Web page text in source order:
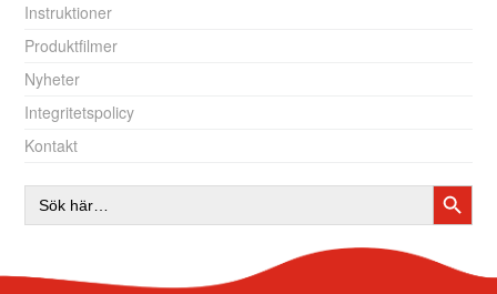
Instruktioner
Produktfilmer
Nyheter
Integritetspolicy
Kontakt
Sök
efter: